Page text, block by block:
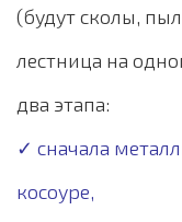
(будут сколы,
лестница на
два этапа:
✓ сначала
косоуре,